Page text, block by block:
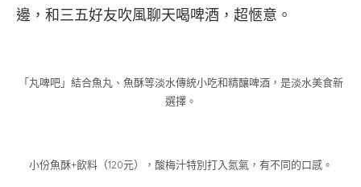
邊，和三五好友吹風聊天喝啤酒，超愜意。
「丸啤吧」結合魚丸、魚酥等淡水傳統小吃和精釀啤酒，是淡水美食新
選擇。
小份魚酥+飲料（120元），酸梅汁特別打入氮氣，有不同的口感。